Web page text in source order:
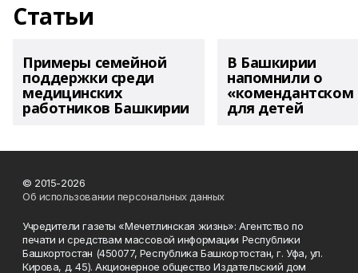
Статьи
Примеры семейной
поддержки среди
медицинских
работников Башкирии
В Башкирии
напомнили о
«комендантском
для детей
© 2015-2026
Об использовании персональных данных
Учредители газеты «Мечетлинская жизнь»: Агентство по
печати и средствам массовой информации Республики
Башкортостан (450077, Республика Башкортостан, г. Уфа, ул.
Кирова, д. 45). Акционерное общество Издательский дом